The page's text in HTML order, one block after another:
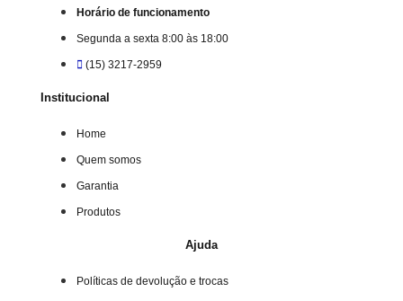
Horário de funcionamento
Segunda a sexta 8:00 às 18:00
(15) 3217-2959
Institucional
Home
Quem somos
Garantia
Produtos
Ajuda
Políticas de devolução e trocas